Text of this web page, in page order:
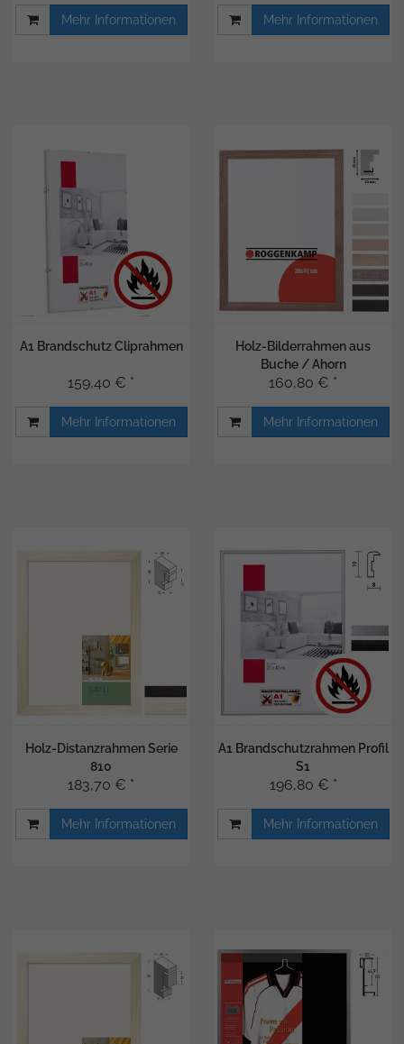
Mehr Informationen Mehr Informationen
A1 Brandschutz Cliprahmen
159,40 € *
Mehr Informationen
Holz-Bilderrahmen aus
Buche / Ahorn
160,80 € *
Mehr Informationen
Holz-Distanzrahmen Serie
810
183,70 € *
Mehr Informationen
A1 Brandschutzrahmen Profil
S1
196,80 € *
Mehr Informationen